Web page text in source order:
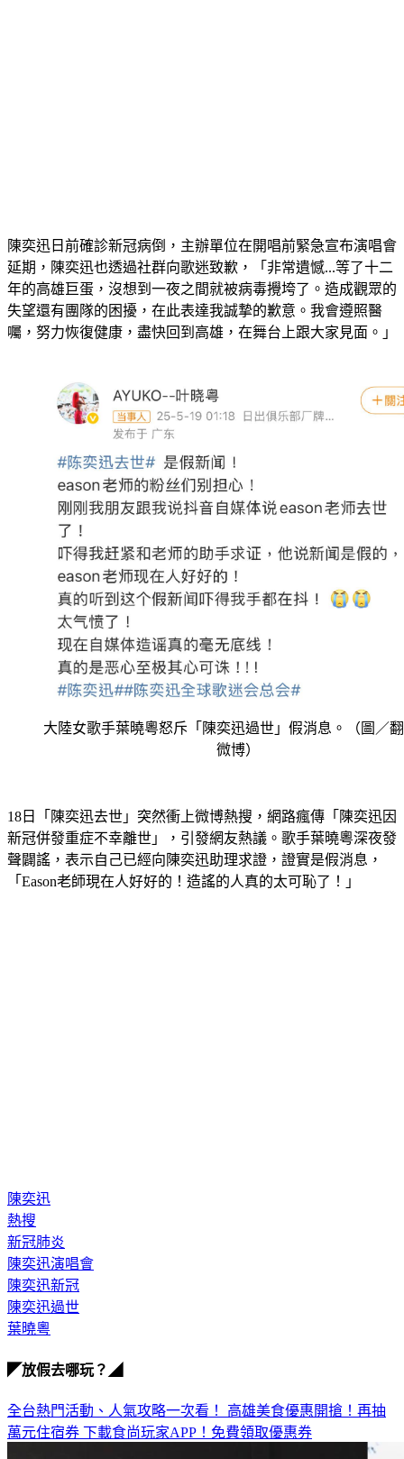
陳奕迅日前確診新冠病倒，主辦單位在開唱前緊急宣布演唱會
延期，陳奕迅也透過社群向歌迷致歉，「非常遺憾...等了十二
年的高雄巨蛋，沒想到一夜之間就被病毒攪垮了。造成觀眾的
失望還有團隊的困擾，在此表達我誠摯的歉意。我會遵照醫
囑，努力恢復健康，盡快回到高雄，在舞台上跟大家見面。」
大陸女歌手葉曉粵怒斥「陳奕迅過世」假消息。（圖／
微博）
18日「陳奕迅去世」突然衝上微博熱搜，網路瘋傳「陳奕迅因
新冠併發重症不幸離世」，引發網友熱議。歌手葉曉粵深夜發
聲闢謠，表示自己已經向陳奕迅助理求證，證實是假消息，
「Eason老師現在人好好的！造謠的人真的太可恥了！」
陳奕迅
熱搜
新冠肺炎
陳奕迅演唱會
陳奕迅新冠
陳奕迅過世
葉曉粵
◤放假去哪玩？◢
全台熱門活動、人氣攻略一次看！ 高雄美食優惠開搶！再抽
萬元住宿券 下載食尚玩家APP！免費領取優惠券